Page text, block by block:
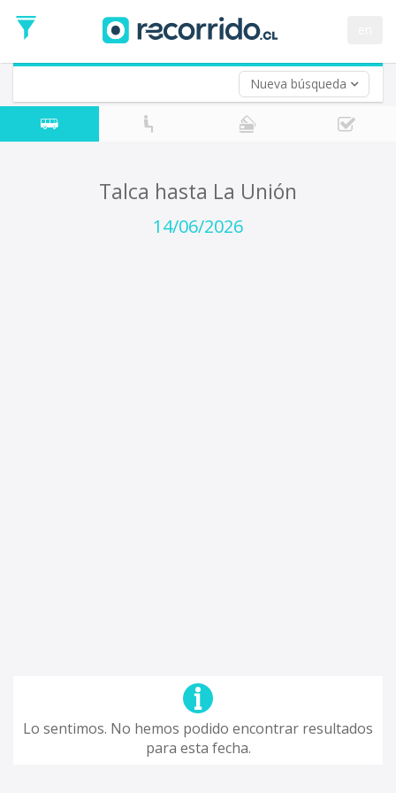
Nueva búsqueda
de
Ida
Vuelta (opcional)
Fecha
de
Talca hasta La Unión
14/06/2026
Lo sentimos. No hemos podido encontrar resultados
para esta fecha.